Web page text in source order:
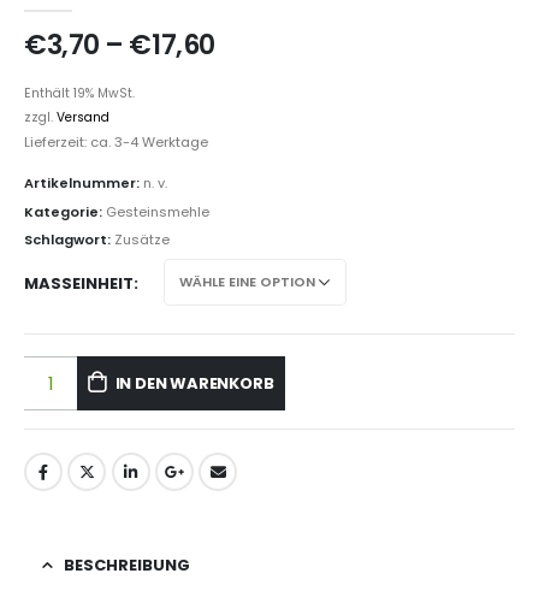
€3,70 – €17,60
Enthält 19% MwSt.
zzgl. Versand
Lieferzeit: ca. 3-4 Werktage
Artikelnummer: n. v.
Kategorie: Gesteinsmehle
Schlagwort: Zusätze
MASSEINHEIT
IN DEN WARENKORB
BESCHREIBUNG